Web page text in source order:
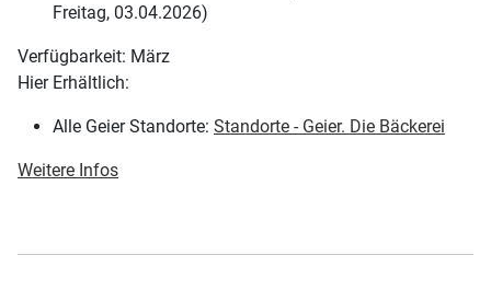
Freitag, 03.04.2026)
Verfügbarkeit: März
Hier Erhältlich:
Alle Geier Standorte: Standorte - Geier. Die Bäckerei
Weitere Infos